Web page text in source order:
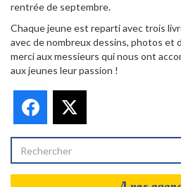
rentrée de septembre.
Chaque jeune est reparti avec trois
avec de nombreux dessins, photos et
merci aux messieurs qui nous ont
aux jeunes leur passion !
Facebook